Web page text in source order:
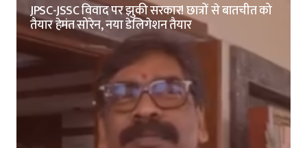
JPSC-JSSC विवाद पर झुकी सरकार! छात्रों से बातचीत को
तैयार हेमंत सोरेन, नया डेलिगेशन तैयार